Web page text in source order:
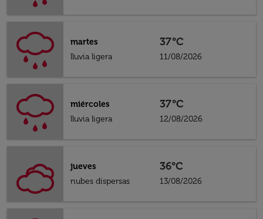
martes
lluvia ligera
37°C
11/08/2026
miércoles
lluvia ligera
37°C
12/08/2026
jueves
nubes dispersas
36°C
13/08/2026